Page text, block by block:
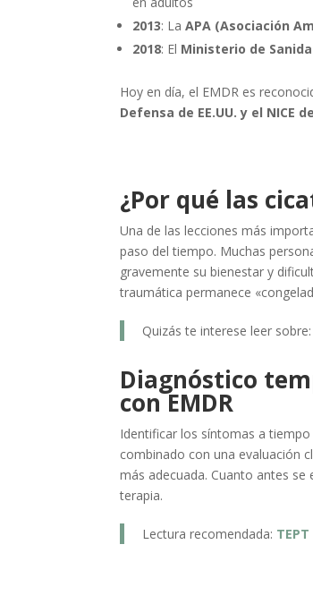
2013: LaAPA (Asociación
2018: El Ministerio de
Hoy en día, el EMDR es
Defensa de EE.UU. y el NICE
¿Por qué las
Una de las lecciones más
paso del tiempo. Muchas
gravemente su bienestar y
traumática permanece
Quizás te interese leer sobre:
Diagnóstico
con EMDR
Identificar los síntomas a
combinado con una evaluación
más adecuada. Cuanto antes
terapia.
Lectura recomendada: TEPT